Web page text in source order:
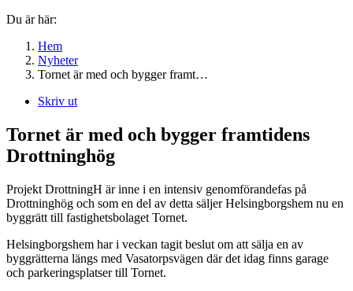
Du är här:
Hem
Nyheter
Tornet är med och bygger framt…
Skriv ut
Tornet är med och bygger framtidens
Drottninghög
Projekt DrottningH är inne i en intensiv genomförandefas på
Drottninghög och som en del av detta säljer Helsingborgshem nu en
byggrätt till fastighetsbolaget Tornet.
Helsingborgshem har i veckan tagit beslut om att sälja en av
byggrätterna längs med Vasatorpsvägen där det idag finns garage
och parkeringsplatser till Tornet.